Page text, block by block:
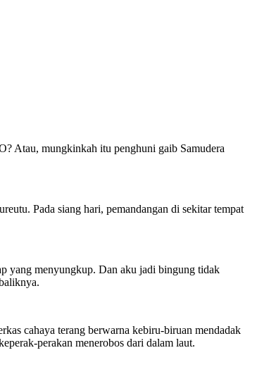
Atau, mungkinkah itu penghuni gaib Samudera
Pada siang hari, pemandangan di sekitar tempat
yang menyungkup. Dan aku jadi bingung tidak
cahaya terang berwarna kebiru-biruan mendadak
perakan menerobos dari dalam laut.